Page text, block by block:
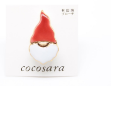
焼ブローチ サンタクロース 1
¥1,200